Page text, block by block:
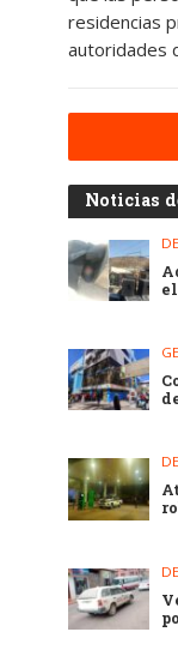
residencias
autoridades
Noticias